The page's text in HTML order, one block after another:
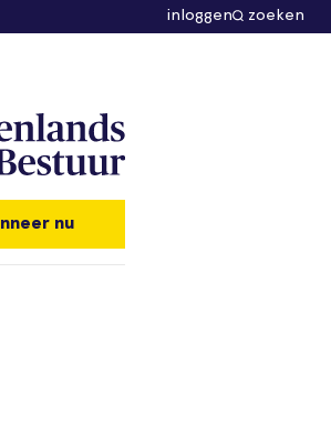
inloggen zoeken
nu